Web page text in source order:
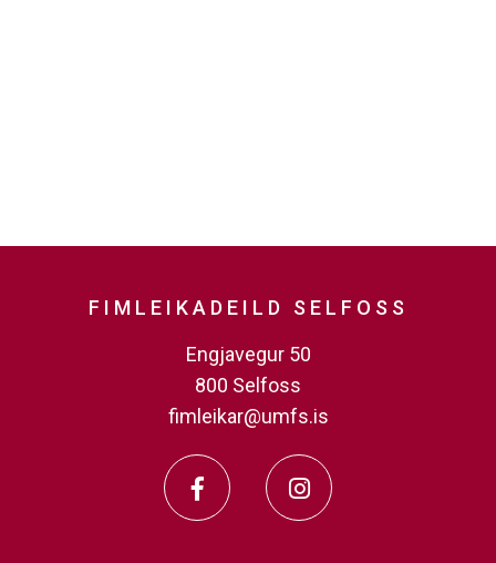
FIMLEIKADEILD SELFOSS
Engjavegur 50
800 Selfoss
fimleikar@umfs.is